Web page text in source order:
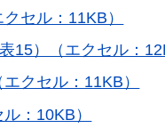
セル：11KB）
15）（エクセル：
クセル：11KB）
：10KB）